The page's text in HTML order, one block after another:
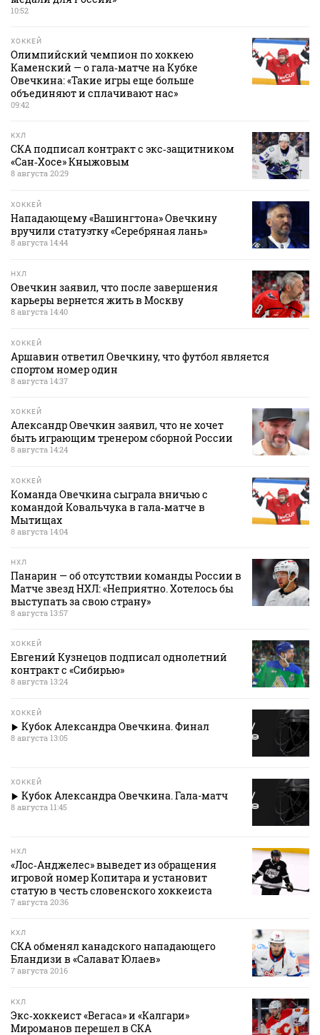
10:52
ХОККЕЙ
Олимпийский чемпион по хоккею
Каменский — о гала‑матче на Кубке
Овечкина: «Такие игры еще больше
объединяют и сплачивают нас»
09:42
КХЛ
СКА подписал контракт с экс‑защитником
«Сан‑Хосе» Кныжовым
8 августа 20:29
ХОККЕЙ
Нападающему «Вашингтона» Овечкину
вручили статуэтку «Серебряная лань»
8 августа 14:44
НХЛ
Овечкин заявил, что после завершения
карьеры вернется жить в Москву
8 августа 14:40
ХОККЕЙ
Аршавин ответил Овечкину, что футбол является
спортом номер один
8 августа 14:37
ХОККЕЙ
Александр Овечкин заявил, что не хочет
быть играющим тренером сборной России
8 августа 14:24
ХОККЕЙ
Команда Овечкина сыграла вничью с
командой Ковальчука в гала‑матче в
Мытищах
8 августа 14:04
НХЛ
Панарин — об отсутствии команды России в
Матче звезд НХЛ: «Неприятно. Хотелось бы
выступать за свою страну»
8 августа 13:57
ХОККЕЙ
Евгений Кузнецов подписал однолетний
контракт с «Сибирью»
8 августа 13:24
ХОККЕЙ
Кубок Александра Овечкина. Финал
8 августа 13:05
ХОККЕЙ
Кубок Александра Овечкина. Гала-матч
8 августа 11:45
НХЛ
«Лос‑Анджелес» выведет из обращения
игровой номер Копитара и установит
статую в честь словенского хоккеиста
7 августа 20:36
КХЛ
СКА обменял канадского нападающего
Бландизи в «Салават Юлаев»
7 августа 20:16
КХЛ
Экс‑хоккеист «Вегаса» и «Калгари»
Мироманов перешел в СКА